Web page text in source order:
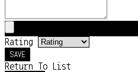
Rating
SAVE
Return To List